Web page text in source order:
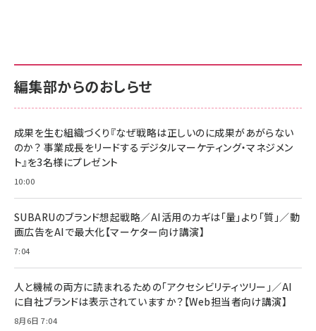
￥880
anan(アンアン)2026/06/24号 No.2500増刊
スペシャルエディション[王道エンタメの矜持／
￥1,100
anan(アンアン)2026/07/08号 No.2502[2026
￥880
ママ投資家が育休中に１億貯めた株式投資
組織の成果を最大化する ルールのデザイン
￥1,980
サポート正規品 メーカー保証5年 KLMEA128G
NIMASO ガラスフィルム iPhone 17 用 保護フィ
すい ガイド枠付き いPhone17 (6.3インチ) 対応
2枚セット DSP25F1698
￥1,599
￥6,980
全ワイヤレスイヤホン/アクティブノイズキャンセリ
技術基準適合】ブラック
￥5,990
サポート正規品 メーカー保証5年 KLMEA128G
Amazon eギフトカード - Amazonロゴ - クラ
￥5,000
Anker PowerLine III Flow USB-C & USB-C
Pro/Air 各種対応 (1.8m ミッドナイトブラック)
￥1,890
サッポロ 生ビール 黒ラベル 350ml 缶 24本 ビー
ル ケース買い【6/30応募〆切! 黒ラベルビヤセラー
編集部からのおしらせ
成果を生む組織づくり『なぜ戦略は正しいのに成果があがらない
のか？ 事業成長をリードするデジタルマーケティング・マネジメン
ト』を3名様にプレゼント
10:00
SUBARUのブランド想起戦略／AI活用のカギは「量」より「質」／動
画広告をAIで最大化【マーケター向け講演】
7:04
人と機械の両方に読まれるための「アクセシビリティツリー」／AI
に自社ブランドは表示されていますか？【Web担当者向け講演】
8月6日 7:04